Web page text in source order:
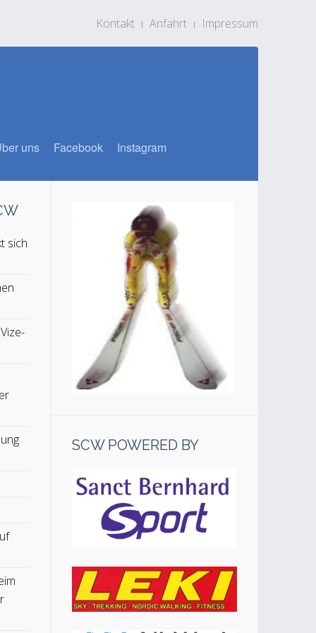
Kontakt Anfahrt Impressum
uns Facebook Instagram
sich
SCW POWERED BY